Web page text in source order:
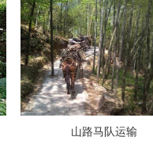
山路马队运输